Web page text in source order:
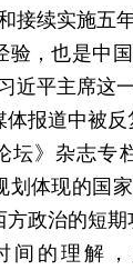
接续实施五
验，也是中
近平主席这
报道中被反
坛》杂志专
划体现的国
政治的短期
间的理解